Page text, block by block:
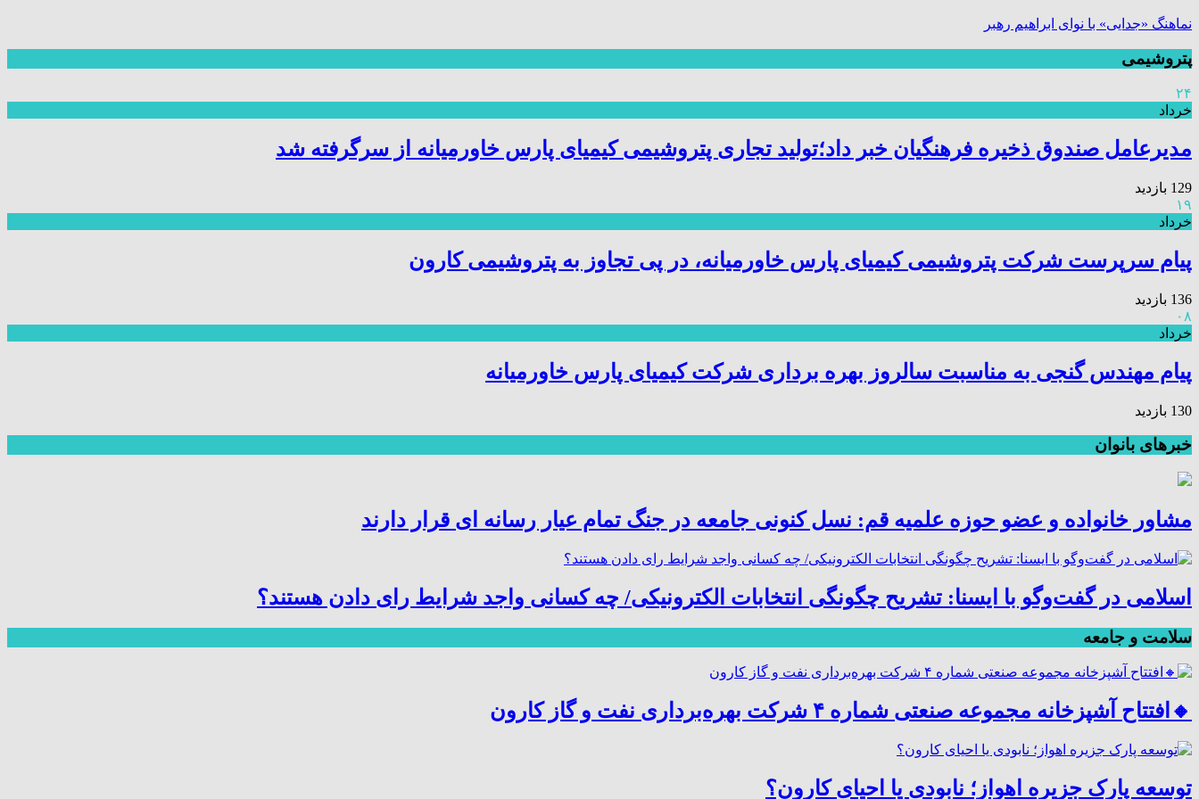
نماهنگ «جدایی» با نوای ابراهیم رهبر
پتروشیمی
۲۴
خرداد
مدیرعامل صندوق ذخیره فرهنگیان خبر داد؛تولید تجاری پتروشیمی کیمیای پارس خاورمیانه از سرگرفته شد
129 بازدید
۱۹
خرداد
پیام سرپرست شرکت پتروشیمی کیمیای پارس خاورمیانه، در پی تجاوز به پتروشیمی کارون
136 بازدید
۰۸
خرداد
پیام مهندس گنجی به مناسبت سالروز بهره برداری شرکت کیمیای پارس خاورمیانه
130 بازدید
خبرهای بانوان
مشاور خانواده و عضو حوزه علمیه قم: نسل کنونی جامعه در جنگ تمام عیار رسانه ای قرار دارند
اسلامی در گفت‌وگو با ایسنا: تشریح چگونگی انتخابات الکترونیکی/ چه کسانی واجد شرایط رای دادن هستند؟
سلامت و جامعه
🔸افتتاح آشپزخانه مجموعه صنعتی شماره ۴ شرکت بهره‌برداری نفت و گاز کارون
توسعه پارک جزیره اهواز؛ نابودی یا احیای کارون؟